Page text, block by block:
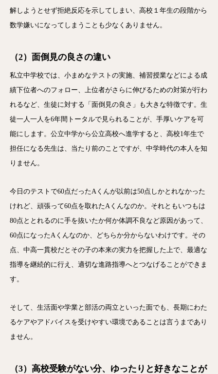
解しようとせず拒絶反応を示してしまい、高校１年生の段階から
数学嫌いになってしまうことも少なくありません。
（2）面倒見の良さの違い
私立中学校では、小まめなテストの実施、補習授業などによる成
績下位者へのフォロー、上位者がさらに伸びるための対策が行わ
れるなど、生徒に対する「面倒見の良さ」も大きな特徴です。生
徒一人一人を6年間トータルで見られることが、手厚いケアを可
能にします。公立中学から公立高校へ進学すると、高校1年生で
担任になる先生は、当たり前のことですが、中学時代の本人を知
りません。
今日のテストで60点だったAくんが以前は50点しかとれなかった
けれど、頑張って60点を取れたAくんなのか。それともいつもは
80点ととれるのに手を抜いたか何か体調不良など原因があって、
60点になったAくんなのか、どちらか分からないわけです。その
点、中高一貫校だとその子の本来の実力を把握した上で、最適な
指導を継続的に行え、適切な進路指導へとつなげることができま
す。
そして、生活面や学業と部活の両立といった面でも、長期にわた
るケアやアドバイスを受けやすい環境であることは言うまであり
ません。
（3）高校受験がない分、ゆったりと好きなことが